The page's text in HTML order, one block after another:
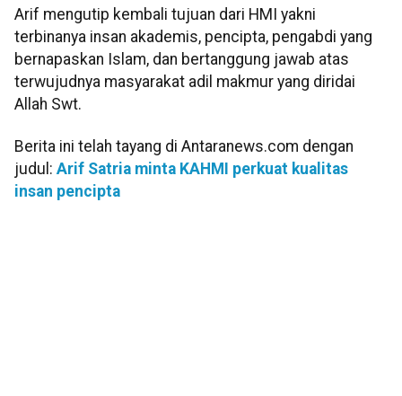
Arif mengutip kembali tujuan dari HMI yakni
terbinanya insan akademis, pencipta, pengabdi yang
bernapaskan Islam, dan bertanggung jawab atas
terwujudnya masyarakat adil makmur yang diridai
Allah Swt.
Berita ini telah tayang di Antaranews.com dengan
judul: Arif Satria minta KAHMI perkuat kualitas
insan pencipta